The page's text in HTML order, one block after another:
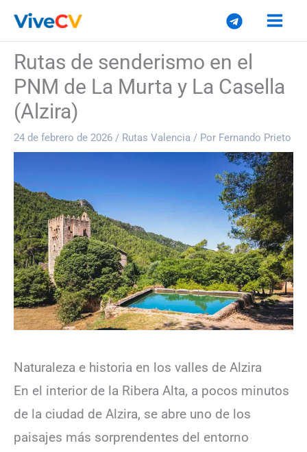
contenido
Rutas de senderismo en el
PNM de La Murta y La Casella
(Alzira)
24 de febrero de 2026 / Rutas Valencia / Por Fernando Prieto
Naturaleza e historia en los valles de Alzira
En el interior de la Ribera Alta, a pocos minutos
de la ciudad de Alzira, se abre uno de los
paisajes más sorprendentes del entorno